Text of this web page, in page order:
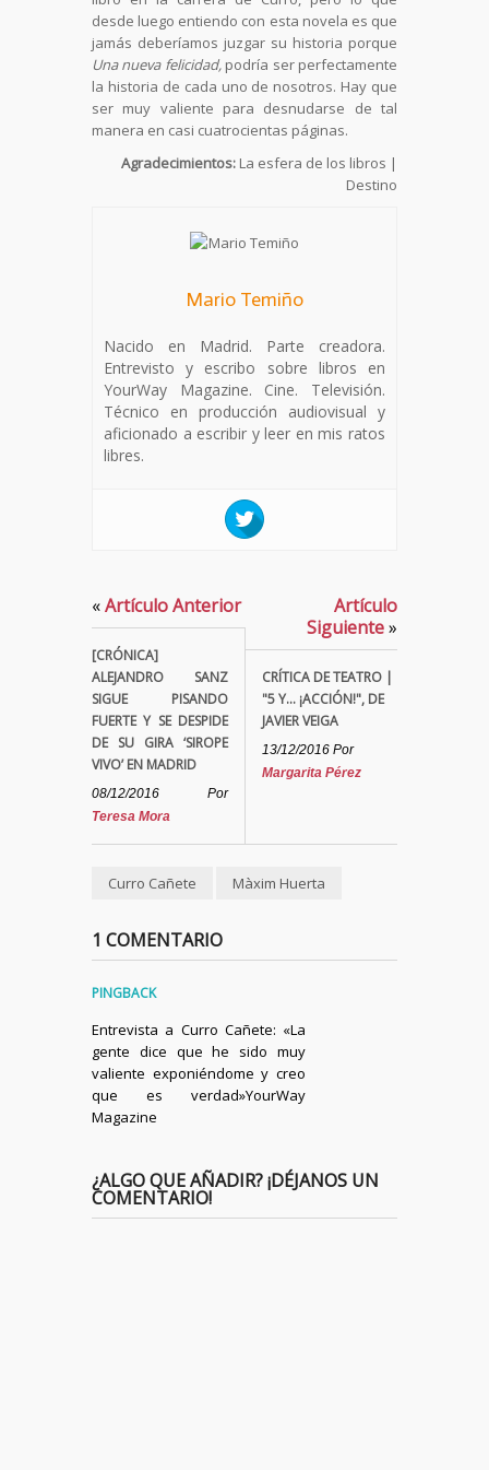
desde luego entiendo con esta novela es que
jamás deberíamos juzgar su historia porque
Una nueva felicidad,podría ser perfectamente
la historia de cada uno de nosotros. Hay que
ser muy valiente para desnudarse de tal
manera en casi cuatrocientas páginas.
Agradecimientos: La esfera de los libros |
Destino
Mario Temiño
Nacido en Madrid. Parte creadora.
Entrevisto y escribo sobre libros en
YourWay Magazine. Cine. Televisión.
Técnico en producción audiovisual y
aficionado a escribir y leer en mis ratos
libres.
«Artículo Anterior
[CRÓNICA]
ALEJANDRO SANZ
SIGUE PISANDO
FUERTE Y SE DESPIDE
DE SU GIRA ‘SIROPE
VIVO’ EN MADRID
08/12/2016
Por
Teresa Mora
Artículo
Siguiente»
CRÍTICA DE TEATRO |
"5 Y... ¡ACCIÓN!", DE
JAVIER VEIGA
13/12/2016 Por
Margarita Pérez
Curro Cañete Màxim Huerta
1 COMENTARIO
PINGBACK
Entrevista a Curro Cañete: «La
gente dice que he sido muy
valiente exponiéndome y creo
que es verdad»YourWay
Magazine
¿ALGO QUE AÑADIR? ¡DÉJANOS UN
COMENTARIO!